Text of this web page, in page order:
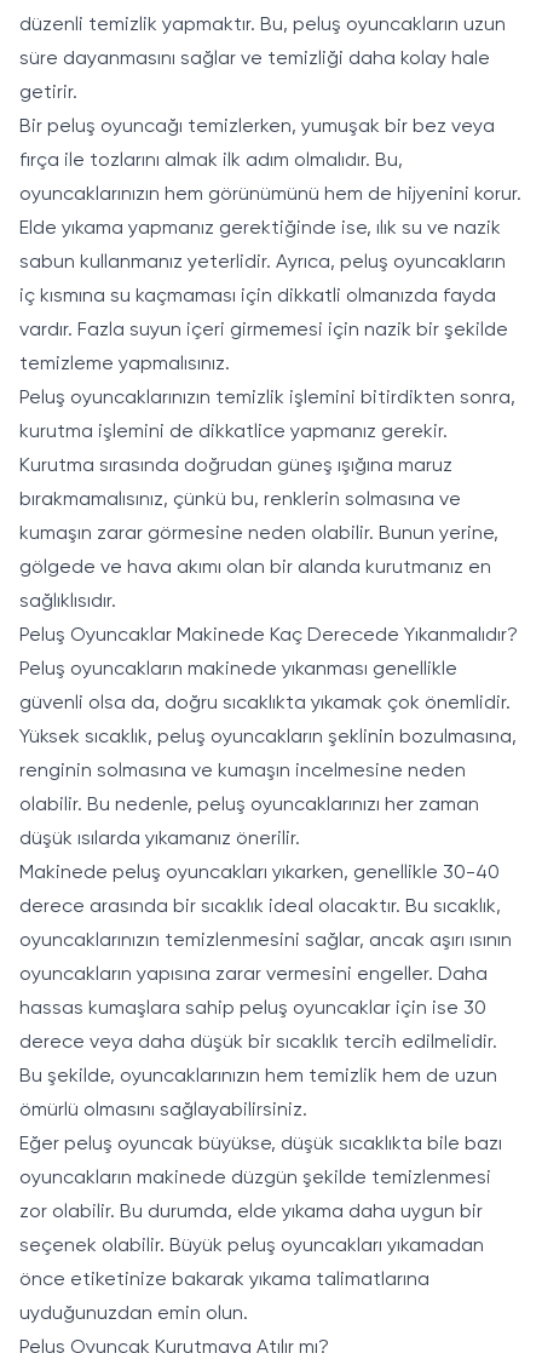
düzenli temizlik yapmaktır. Bu, peluş oyuncakların uzun
süre dayanmasını sağlar ve temizliği daha kolay hale
getirir.
Bir peluş oyuncağı temizlerken, yumuşak bir bez veya
fırça ile tozlarını almak ilk adım olmalıdır. Bu,
oyuncaklarınızın hem görünümünü hem de hijyenini korur.
Elde yıkama yapmanız gerektiğinde ise, ılık su ve nazik
sabun kullanmanız yeterlidir. Ayrıca, peluş oyuncakların
iç kısmına su kaçmaması için dikkatli olmanızda fayda
vardır. Fazla suyun içeri girmemesi için nazik bir şekilde
temizleme yapmalısınız.
Peluş oyuncaklarınızın temizlik işlemini bitirdikten sonra,
kurutma işlemini de dikkatlice yapmanız gerekir.
Kurutma sırasında doğrudan güneş ışığına maruz
bırakmamalısınız, çünkü bu, renklerin solmasına ve
kumaşın zarar görmesine neden olabilir. Bunun yerine,
gölgede ve hava akımı olan bir alanda kurutmanız en
sağlıklısıdır.
Peluş Oyuncaklar Makinede Kaç Derecede Yıkanmalıdır?
Peluş oyuncakların makinede yıkanması genellikle
güvenli olsa da, doğru sıcaklıkta yıkamak çok önemlidir.
Yüksek sıcaklık, peluş oyuncakların şeklinin bozulmasına,
renginin solmasına ve kumaşın incelmesine neden
olabilir. Bu nedenle, peluş oyuncaklarınızı her zaman
düşük ısılarda yıkamanız önerilir.
Makinede peluş oyuncakları yıkarken, genellikle 30-40
derece arasında bir sıcaklık ideal olacaktır. Bu sıcaklık,
oyuncaklarınızın temizlenmesini sağlar, ancak aşırı ısının
oyuncakların yapısına zarar vermesini engeller. Daha
hassas kumaşlara sahip peluş oyuncaklar için ise 30
derece veya daha düşük bir sıcaklık tercih edilmelidir.
Bu şekilde, oyuncaklarınızın hem temizlik hem de uzun
ömürlü olmasını sağlayabilirsiniz.
Eğer peluş oyuncak büyükse, düşük sıcaklıkta bile bazı
oyuncakların makinede düzgün şekilde temizlenmesi
zor olabilir. Bu durumda, elde yıkama daha uygun bir
seçenek olabilir. Büyük peluş oyuncakları yıkamadan
önce etiketinize bakarak yıkama talimatlarına
uyduğunuzdan emin olun.
Peluş Oyuncak Kurutmaya Atılır mı?